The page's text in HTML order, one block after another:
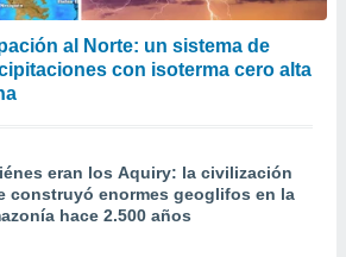
al Norte: un sistema de
con isoterma cero alta
eran los Aquiry: la civilización
construyó enormes geoglifos en la
hace 2.500 años